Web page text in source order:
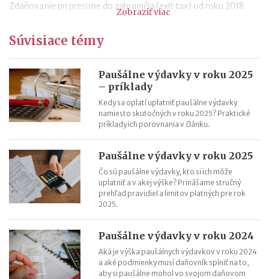
Zdaňovanie pri presune do zahraničia (exit tax) od roku 2018
Daňový bonus na hypotéky pre mladých od roku 2018
príjmov
Superodpočet nákladov na výskum a vývoj porastie od 1.1.2018
na 100 %
Daňové tajomstvo od roku 2018 a nové verejné zoznamy
Zobraziť viac
Súvisiace témy
Paušálne výdavky v roku 2025
– príklady
Kedy sa oplatí uplatniť paušálne výdavky
namiesto skutočných v roku 2025? Praktické
príklady ich porovnania v článku.
Paušálne výdavky v roku 2025
Čo sú paušálne výdavky, kto si ich môže
uplatniť a v akej výške? Prinášame stručný
prehľad pravidiel a limitov platných pre rok
2025.
Paušálne výdavky v roku 2024
Aká je výška paušálnych výdavkov v roku 2024
a aké podmienky musí daňovník splniť na to,
aby si paušálne mohol vo svojom daňovom